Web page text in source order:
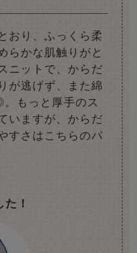
おり、ふっくら柔
らかな肌触りがと
ニットで、からだ
が逃げず、また綿
もっと厚手のス
いますが、からだ
すさはこちらのパ
！